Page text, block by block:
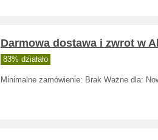
Darmowa dostawa i zwrot w
83% działało
Minimalne zamówienie: Brak Ważne dla: